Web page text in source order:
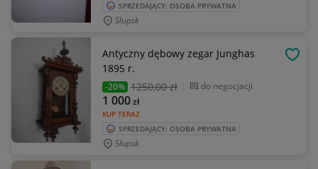
SPRZEDAJĄCY: OSOBA PRYWATNA
Słupsk
Antyczny dębowy zegar Junghas
1895 r.
-20% 1250,00 zł do negocjacji
KUP TERAZ
1 000zł
SPRZEDAJĄCY: OSOBA PRYWATNA
Słupsk